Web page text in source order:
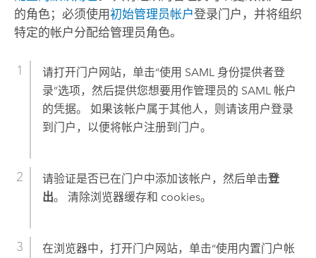
的角色；必须使用初始管理员帐户登录门户，并将组织
特定的帐户分配给管理员角色。
请打开门户网站，单击“使用 SAML 身份提供者登
录”选项，然后提供您想要用作管理员的 SAML 帐户
的凭据。 如果该帐户属于其他人，则请该用户登录
到门户，以便将帐户注册到门户。
请验证是否已在门户中添加该帐户，然后单击登
出。 清除浏览器缓存和 cookies。
在浏览器中，打开门户网站，单击“使用内置门户帐